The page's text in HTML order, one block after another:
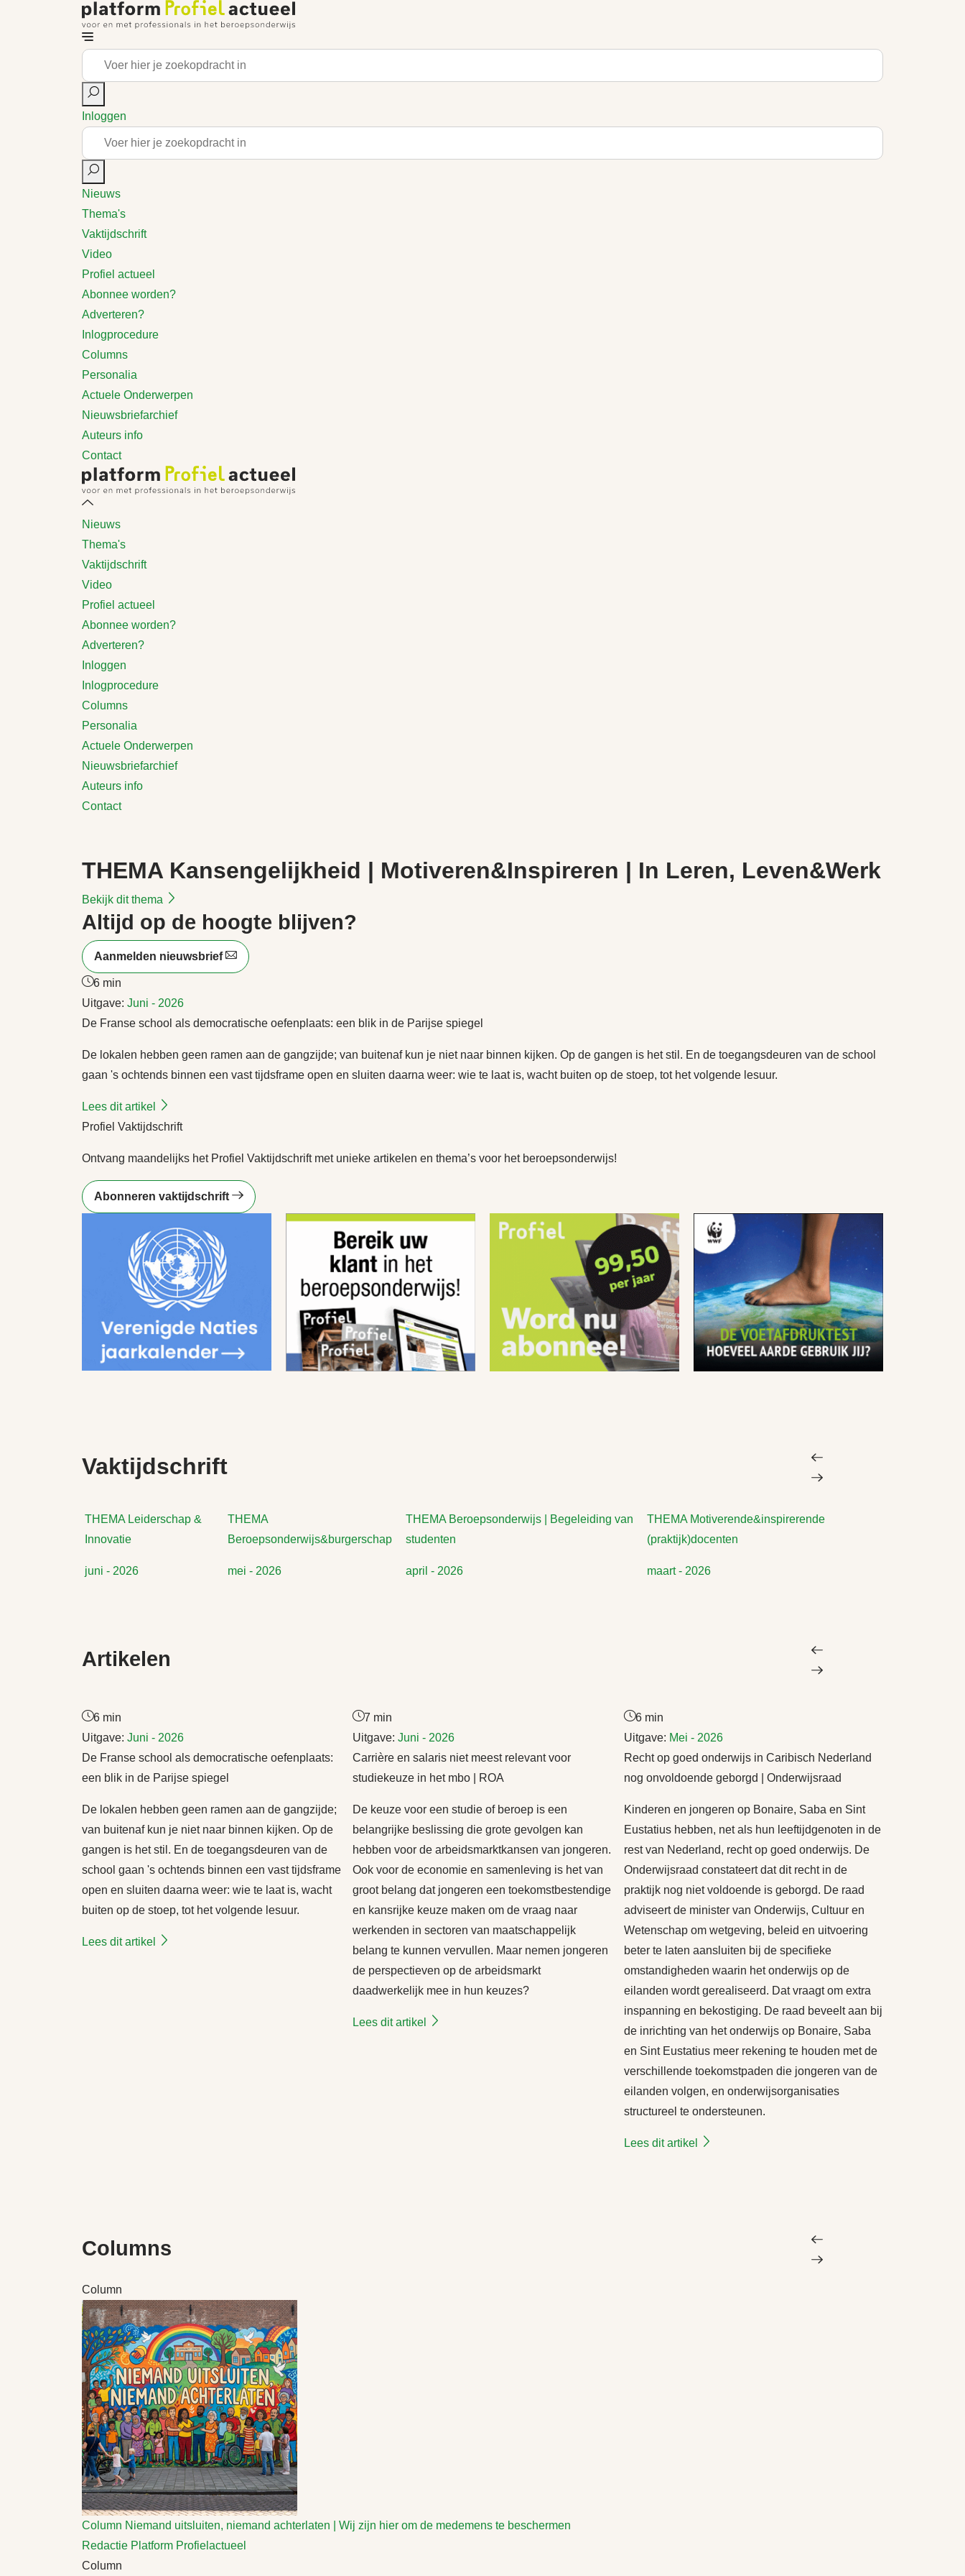
Inloggen
Nieuws
Thema's
Vaktijdschrift
Video
Profiel actueel
Abonnee worden?
Adverteren?
Inlogprocedure
Columns
Personalia
Actuele Onderwerpen
Nieuwsbriefarchief
Auteurs info
Contact
Nieuws
Thema's
Vaktijdschrift
Video
Profiel actueel
Abonnee worden?
Adverteren?
Inloggen
Inlogprocedure
Columns
Personalia
Actuele Onderwerpen
Nieuwsbriefarchief
Auteurs info
Contact
THEMA Kansengelijkheid | Motiveren&Inspireren | In Leren, Leven&Werk
Bekijk dit thema
Altijd op de hoogte blijven?
Aanmelden nieuwsbrief
6 min
Uitgave: Juni - 2026
De Franse school als democratische oefenplaats: een blik in de Parijse spiegel
De lokalen hebben geen ramen aan de gangzijde; van buitenaf kun je niet naar binnen kijken. Op de gangen is het stil. En de toegangsdeuren van de school
gaan 's ochtends binnen een vast tijdsframe open en sluiten daarna weer: wie te laat is, wacht buiten op de stoep, tot het volgende lesuur.
Lees dit artikel
Profiel Vaktijdschrift
Ontvang maandelijks het Profiel Vaktijdschrift met unieke artikelen en thema’s voor het beroepsonderwijs!
Abonneren vaktijdschrift
Vaktijdschrift
THEMA Leiderschap &
Innovatie
juni - 2026
THEMA
Beroepsonderwijs&burgerschap
mei - 2026
THEMA Beroepsonderwijs | Begeleiding van
studenten
april - 2026
THEMA Motiverende&inspirerende
(praktijk)docenten
maart - 2026
Artikelen
6 min
Uitgave: Juni - 2026
De Franse school als democratische oefenplaats:
een blik in de Parijse spiegel
De lokalen hebben geen ramen aan de gangzijde;
van buitenaf kun je niet naar binnen kijken. Op de
gangen is het stil. En de toegangsdeuren van de
school gaan 's ochtends binnen een vast tijdsframe
open en sluiten daarna weer: wie te laat is, wacht
buiten op de stoep, tot het volgende lesuur.
Lees dit artikel
7 min
Uitgave: Juni - 2026
Carrière en salaris niet meest relevant voor
studiekeuze in het mbo | ROA
De keuze voor een studie of beroep is een
belangrijke beslissing die grote gevolgen kan
hebben voor de arbeidsmarktkansen van jongeren.
Ook voor de economie en samenleving is het van
groot belang dat jongeren een toekomstbestendige
en kansrijke keuze maken om de vraag naar
werkenden in sectoren van maatschappelijk
belang te kunnen vervullen. Maar nemen jongeren
de perspectieven op de arbeidsmarkt
daadwerkelijk mee in hun keuzes?
Lees dit artikel
6 min
Uitgave: Mei - 2026
Recht op goed onderwijs in Caribisch Nederland
nog onvoldoende geborgd | Onderwijsraad
Kinderen en jongeren op Bonaire, Saba en Sint
Eustatius hebben, net als hun leeftijdgenoten in de
rest van Nederland, recht op goed onderwijs. De
Onderwijsraad constateert dat dit recht in de
praktijk nog niet voldoende is geborgd. De raad
adviseert de minister van Onderwijs, Cultuur en
Wetenschap om wetgeving, beleid en uitvoering
beter te laten aansluiten bij de specifieke
omstandigheden waarin het onderwijs op de
eilanden wordt gerealiseerd. Dat vraagt om extra
inspanning en bekostiging. De raad beveelt aan bij
de inrichting van het onderwijs op Bonaire, Saba
en Sint Eustatius meer rekening te houden met de
verschillende toekomstpaden die jongeren van de
eilanden volgen, en onderwijsorganisaties
structureel te ondersteunen.
Lees dit artikel
Columns
Column
Column Niemand uitsluiten, niemand achterlaten | Wij zijn hier om de medemens te beschermen
Redactie Platform Profielactueel
Column